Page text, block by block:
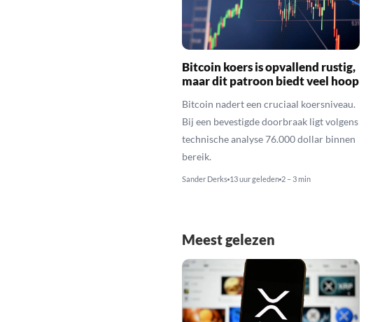
Bitcoin koers is opvallend rustig,
maar dit patroon biedt veel hoop
Bitcoin nadert een cruciaal koersniveau.
Bij een bevestigde doorbraak ligt volgens
technische analyse 76.000 dollar binnen
bereik.
Sander Derks 13 uur geleden 2 – 3 min
Meest gelezen